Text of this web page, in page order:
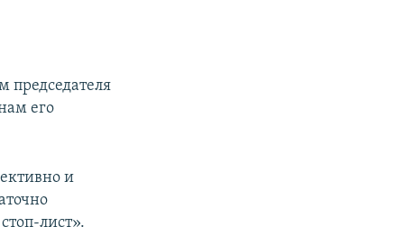
председателя
его
и
лист».